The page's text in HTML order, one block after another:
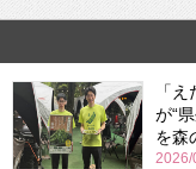
「
が“
を森
2026/